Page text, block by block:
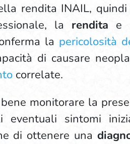
rendita INAIL,
la rendita
la pericolosità
di causare
correlate.
monitorare la
eventuali sintomi
di ottenere una